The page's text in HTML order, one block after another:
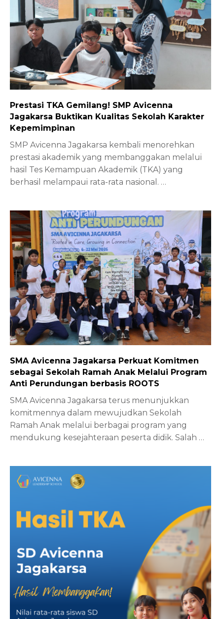
Prestasi TKA Gemilang! SMP Avicenna
Jagakarsa Buktikan Kualitas Sekolah Karakter
Kepemimpinan
SMP Avicenna Jagakarsa kembali menorehkan
prestasi akademik yang membanggakan melalui
hasil Tes Kemampuan Akademik (TKA) yang
berhasil melampaui rata-rata nasional. …
SMA Avicenna Jagakarsa Perkuat Komitmen
sebagai Sekolah Ramah Anak Melalui Program
Anti Perundungan berbasis ROOTS
SMA Avicenna Jagakarsa terus menunjukkan
komitmennya dalam mewujudkan Sekolah
Ramah Anak melalui berbagai program yang
mendukung kesejahteraan peserta didik. Salah …